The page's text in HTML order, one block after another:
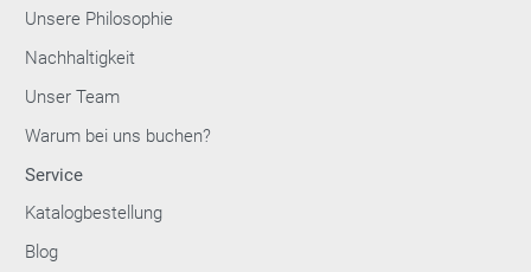
Unsere Philosophie
Nachhaltigkeit
Unser Team
Warum bei uns buchen?
Service
Katalogbestellung
Blog